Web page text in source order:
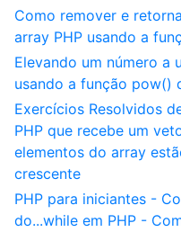
Como remover e
array PHP usando a
Elevando um número a
usando a função pow()
Exercícios Resolvidos
PHP que recebe um
elementos do array
crescente
PHP para iniciantes -
do...while em PHP -